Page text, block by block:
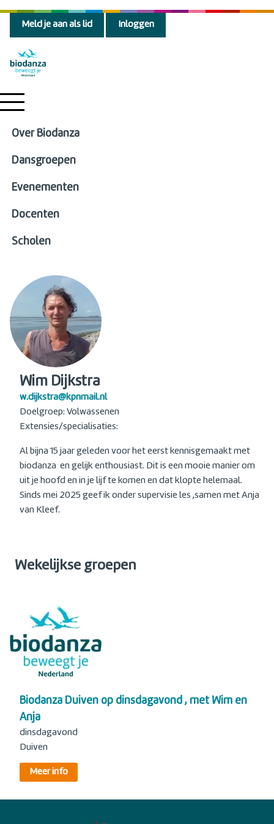
Meld je aan als lid Inloggen
Over Biodanza
Dansgroepen
Evenementen
Docenten
Scholen
Wim Dijkstra
w.dijkstra@kpnmail.nl
Doelgroep: Volwassenen
Extensies/specialisaties:
Al bijna 15 jaar geleden voor het eerst kennisgemaakt met
biodanza en gelijk enthousiast. Dit is een mooie manier om
uit je hoofd en in je lijf te komen en dat klopte helemaal.
Sinds mei 2025 geef ik onder supervisie les ,samen met Anja
van Kleef.
Wekelijkse groepen
Biodanza Duiven op dinsdagavond , met Wim en
Anja
dinsdagavond
Duiven
Meer info